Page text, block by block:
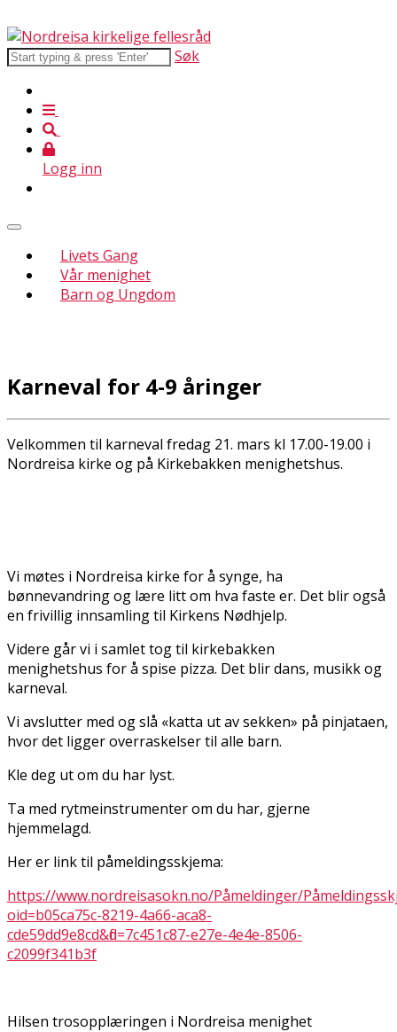
Søk
Logg inn
Livets Gang
Vår menighet
Barn og Ungdom
Karneval for 4-9 åringer
Velkommen til karneval fredag 21. mars kl 17.00-19.00 i
Nordreisa kirke og på Kirkebakken menighetshus.
Vi møtes i Nordreisa kirke for å synge, ha
bønnevandring og lære litt om hva faste er. Det blir også
en frivillig innsamling til Kirkens Nødhjelp.
Videre går vi i samlet tog til kirkebakken
menighetshus for å spise pizza. Det blir dans, musikk og
karneval.
Vi avslutter med og slå «katta ut av sekken» på pinjataen,
hvor det ligger overraskelser til alle barn.
Kle deg ut om du har lyst.
Ta med rytmeinstrumenter om du har, gjerne
hjemmelagd.
Her er link til påmeldingsskjema:
https://www.nordreisasokn.no/Påmeldinger/
oid=b05ca75c-8219-4a66-aca8-
cde59dd9e8cd&fid=7c451c87-e27e-4e4e-8506-
c2099f341b3f
Hilsen trosopplæringen i Nordreisa menighet